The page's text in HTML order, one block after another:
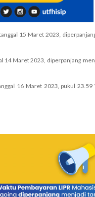
15 Maret 2023,
14 Maret 2023, diperpanjang
16 Maret 2023, pukul